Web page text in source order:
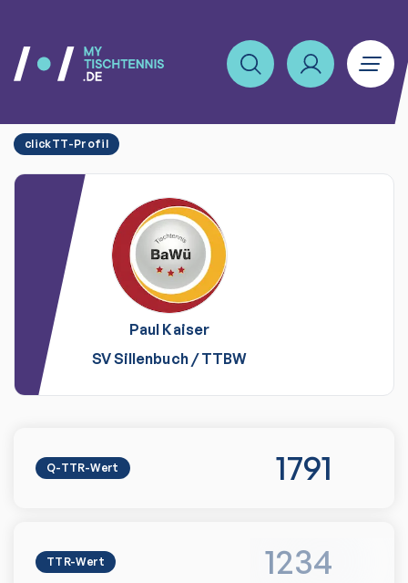
clickTT-Profil
Paul Kaiser
SV Sillenbuch/TTBW
Q-TTR-Wert 1791
TTR-Wert 1234